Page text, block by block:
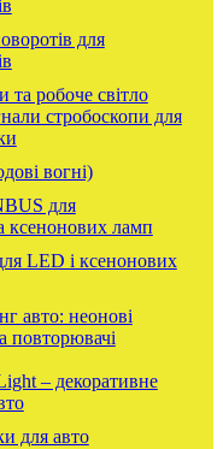
для
та робоче світло
стробоскопи для
вогні)
для
ксенонових ламп
LED і ксенонових
авто: неонові
повторювачі
– декоративне
для авто